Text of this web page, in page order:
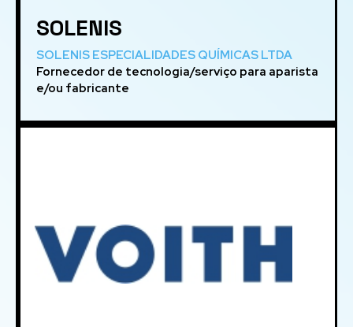
SOLENIS
SOLENIS ESPECIALIDADES QUÍMICAS LTDA
Fornecedor de tecnologia/serviço para aparista
e/ou fabricante